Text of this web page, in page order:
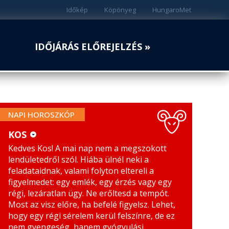
HungaroMet
Köpönyeg
Időkép
IDŐJÁRÁS ELŐREJELZÉS »
NAPI HOROSZKÓP
KOS
BIKA
IKREK
RÁK
MÉRLEG
SKORPIÓ
NYILAS
BAK
KOS
Kedves Kos! A mai nap nem a megszokott
lendületedről szól. Hiába ülnél neki a
feladataidnak, valami folyton eltereli a
figyelmedet: egy emlék, egy érzés vagy egy
régi, lezáratlan ügy. Ne erőltesd a tempót.
Most az visz előre, ha befelé figyelsz. Lehet,
hogy egy régi sérelem kerül felszínre, de ez